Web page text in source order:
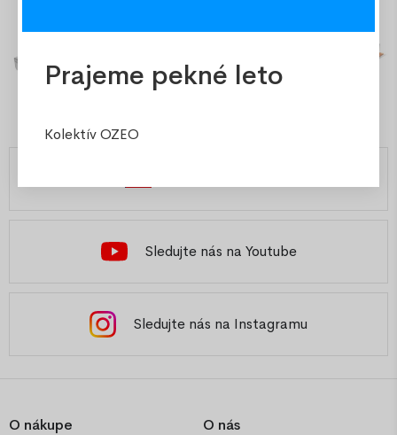
Prajeme pekné leto
Kolektív OZEO
Sledujte nás na Youtube
Sledujte nás na Instagramu
O nákupe O nás